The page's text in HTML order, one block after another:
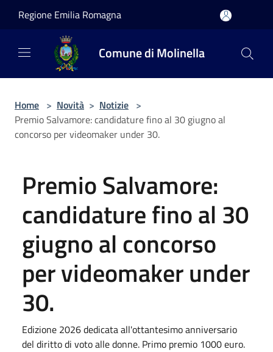
Regione Emilia Romagna
Comune di Molinella
Home > Novità > Notizie >
Premio Salvamore: candidature fino al 30 giugno al
concorso per videomaker under 30.
Premio Salvamore:
candidature fino al 30
giugno al concorso
per videomaker under
30.
Edizione 2026 dedicata all'ottantesimo anniversario
del diritto di voto alle donne. Primo premio 1000 euro.